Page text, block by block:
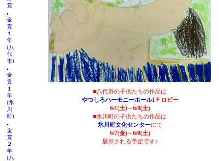
賞
金
賞
１
年
(八
代
市)
金
賞
１
年
(氷
川
町)
金
賞
２
年
(八
■八代市の子供たちの作品は
やつしろハーモニーホール1Ｆロビー
6/1(土)～6/8(土)
■氷川町の子供たちの作品は
氷川町文化センターにて
6/7(金)～6/8(土)
展示される予定です♪